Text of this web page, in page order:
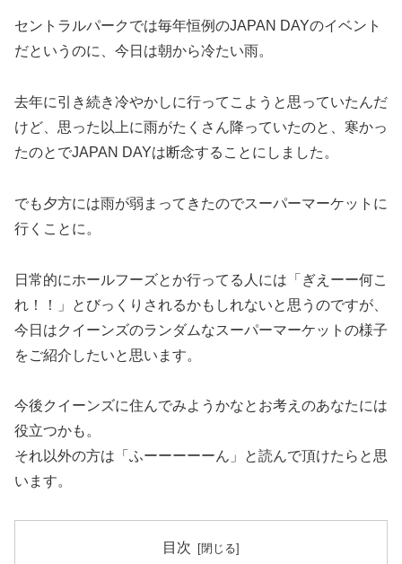
セントラルパークでは毎年恒例のJAPAN DAYのイベント
だというのに、今日は朝から冷たい雨。
去年に引き続き冷やかしに行ってこようと思っていたんだ
けど、思った以上に雨がたくさん降っていたのと、寒かっ
たのとでJAPAN DAYは断念することにしました。
でも夕方には雨が弱まってきたのでスーパーマーケットに
行くことに。
日常的にホールフーズとか行ってる人には「ぎえーー何こ
れ！！」とびっくりされるかもしれないと思うのですが、
今日はクイーンズのランダムなスーパーマーケットの様子
をご紹介したいと思います。
今後クイーンズに住んでみようかなとお考えのあなたには
役立つかも。
それ以外の方は「ふーーーーーん」と読んで頂けたらと思
います。
目次